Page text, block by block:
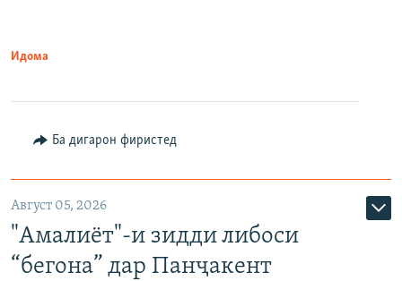
Идома
Ба дигарон фиристед
Август 05, 2026
"Амалиёт"-и зидди либоси
“бегона” дар Панҷакент